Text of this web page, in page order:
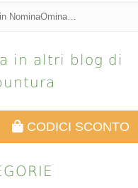
in altri blog di
CODICI SCONTO